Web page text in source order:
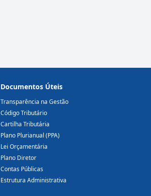
Documentos Úteis
Transparência na Gestão
Código Tributário
Cartilha Tributária
Plano Plurianual (PPA)
Lei Orçamentária
Plano Diretor
Contas Públicas
Estrutura Administrativa